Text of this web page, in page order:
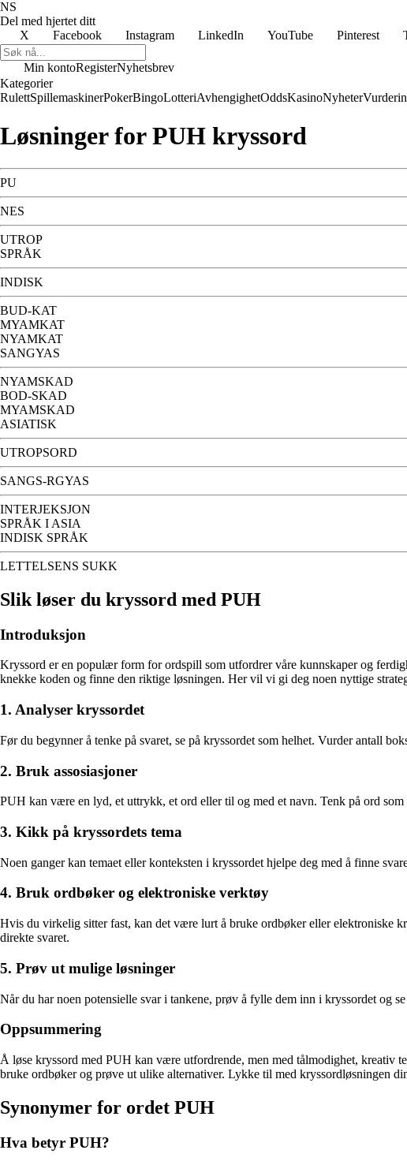
NS
Del med hjertet ditt
X
Facebook Instagram LinkedIn YouTube Pinterest
Min kontoRegisterNyhetsbrev
Kategorier
RulettSpillemaskinerPokerBingoLotteriAvhengighetOddsKasinoNyheter
Løsninger for PUH kryssord
PU
NES
UTROP
SPRÅK
INDISK
BUD-KAT
MYAMKAT
NYAMKAT
SANGYAS
NYAMSKAD
BOD-SKAD
MYAMSKAD
ASIATISK
UTROPSORD
SANGS-RGYAS
INTERJEKSJON
SPRÅK I ASIA
INDISK SPRÅK
LETTELSENS SUKK
Slik løser du kryssord med PUH
Introduksjon
Kryssord er en populær form for ordspill som utfordrer våre kunnskaper og
knekke koden og finne den riktige løsningen. Her vil vi gi deg noen nyttige
1. Analyser kryssordet
Før du begynner å tenke på svaret, se på kryssordet som helhet. Vurder antall
2. Bruk assosiasjoner
PUH kan være en lyd, et uttrykk, et ord eller til og med et navn. Tenk på ord
3. Kikk på kryssordets tema
Noen ganger kan temaet eller konteksten i kryssordet hjelpe deg med å finne
4. Bruk ordbøker og elektroniske verktøy
Hvis du virkelig sitter fast, kan det være lurt å bruke ordbøker eller elektroniske
direkte svaret.
5. Prøv ut mulige løsninger
Når du har noen potensielle svar i tankene, prøv å fylle dem inn i kryssordet og
Oppsummering
Å løse kryssord med PUH kan være utfordrende, men med tålmodighet, kreativ
bruke ordbøker og prøve ut ulike alternativer. Lykke til med kryssordløsningen
Synonymer for ordet PUH
Hva betyr PUH?